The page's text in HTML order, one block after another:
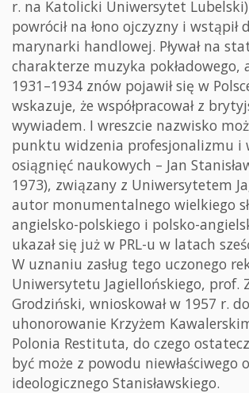
r. na Katolicki Uniwersytet
powrócił na łono ojczyzny i wstąpił
marynarki handlowej. Pływał na
charakterze muzyka pokładowego,
1931–1934 znów pojawił się w
wskazuje, że współpracował z
wywiadem. I wreszcie nazwisko
punktu widzenia profesjonalizmu i
osiągnięć naukowych – Jan
1973), związany z Uniwersytetem
autor monumentalnego wielkiego
angielsko-polskiego i polsko-
ukazał się już w PRL-u w latach
W uznaniu zasług tego uczonego
Uniwersytetu Jagiellońskiego, prof.
Grodziński, wnioskował w 1957 r.
uhonorowanie Krzyżem
Polonia Restituta, do czego
być może z powodu niewłaściwego
ideologicznego Stanisławskiego.